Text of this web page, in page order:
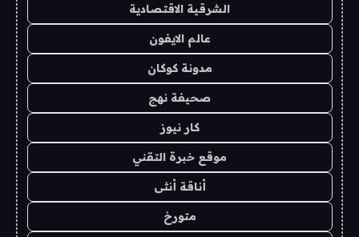
الشرقية الاقتصادية
عالم الايفون
مدونة كوكان
صحيفة نهج
كار نيوز
موقع خبرة التقني
أناقة أنثى
متورخ